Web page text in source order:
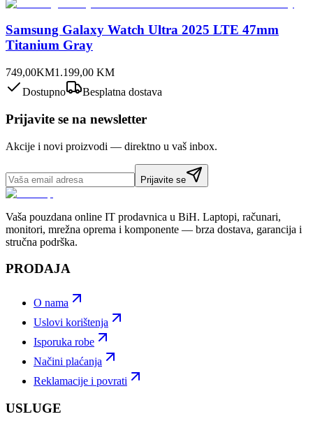
Samsung Galaxy Watch Ultra 2025 LTE 47mm
Titanium Gray
749,00KM1.199,00 KM
Dostupno
Besplatna dostava
Prijavite se na newsletter
Akcije i novi proizvodi — direktno u vaš inbox.
Prijavite se
Vaša pouzdana online IT prodavnica u BiH. Laptopi, računari,
monitori, mrežna oprema i komponente — brza dostava, garancija i
stručna podrška.
PRODAJA
O nama
Uslovi korištenja
Isporuka robe
Načini plaćanja
Reklamacije i povrati
USLUGE